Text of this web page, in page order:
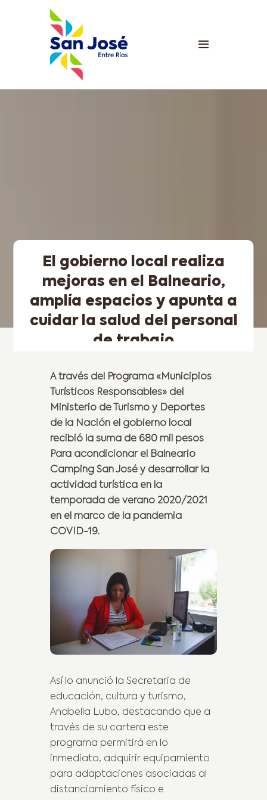
El gobierno local realiza
mejoras en el Balneario,
amplía espacios y apunta a
cuidar la salud del personal
de trabajo
A través del Programa «Municipios
Turísticos Responsables» del
Ministerio de Turismo y Deportes
de la Nación el gobierno local
recibió la suma de 680 mil pesos
Para acondicionar el Balneario
Camping San José y desarrollar la
actividad turística en la
temporada de verano 2020/2021
en el marco de la pandemia
COVID-19.
Así lo anunció la Secretaria de
educación, cultura y turismo,
Anabella Lubo, destacando que a
través de su cartera este
programa permitirá en lo
inmediato, adquirir equipamiento
para adaptaciones asociadas al
distanciamiento físico e